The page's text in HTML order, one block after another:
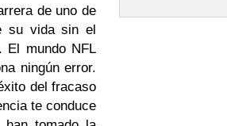
de uno de
su vida sin el
El mundo NFL
ningún error.
del fracaso
te conduce